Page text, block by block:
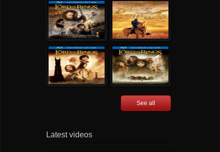
See all
Latest videos